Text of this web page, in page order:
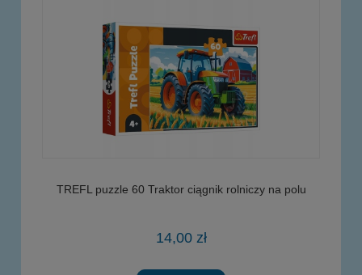
TREFL puzzle 60 Traktor ciągnik rolniczy na polu
14,00 zł